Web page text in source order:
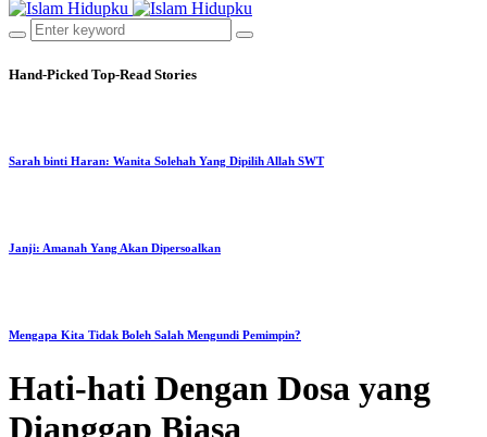
Hand-Picked Top-Read Stories
Sarah binti Haran: Wanita Solehah Yang Dipilih Allah SWT
Janji: Amanah Yang Akan Dipersoalkan
Mengapa Kita Tidak Boleh Salah Mengundi Pemimpin?
Hati-hati Dengan Dosa yang
Dianggap Biasa